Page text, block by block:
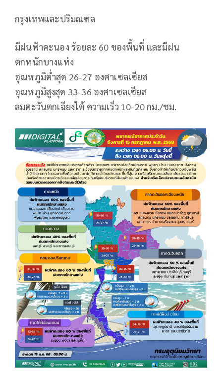
กรุงเทพและปริมณฑล
มีฝนฟ้าคะนอง ร้อยละ 60 ของพื้นที่ และมีฝน
ตกหนักบางแห่ง
อุณหภูมิต่ำสุด 26-27 องศาเซลเซียส
อุณหภูมิสูงสุด 33-36 องศาเซลเซียส
ลมตะวันตกเฉียงใต้ ความเร็ว 10-20 กม./ชม.